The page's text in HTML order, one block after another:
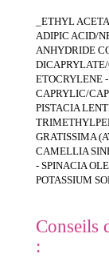
_ETHYL
ADIPIC ACID/
ANHYDRIDE
ETOCRYLENE
CAPRYLIC/
PISTACIA
GRATISSIMA
CAMELLIA
- SPINACIA
POTASSIUM
Conseils
: